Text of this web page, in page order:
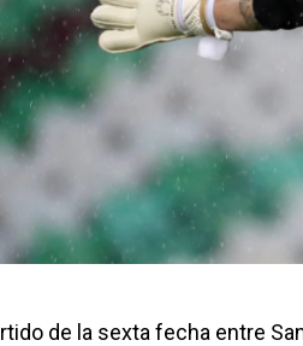
de la sexta fecha entre